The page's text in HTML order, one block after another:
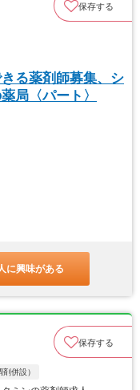
保存する
る薬剤師募集、シ
局〈パート〉
に興味がある
保存する
併設）